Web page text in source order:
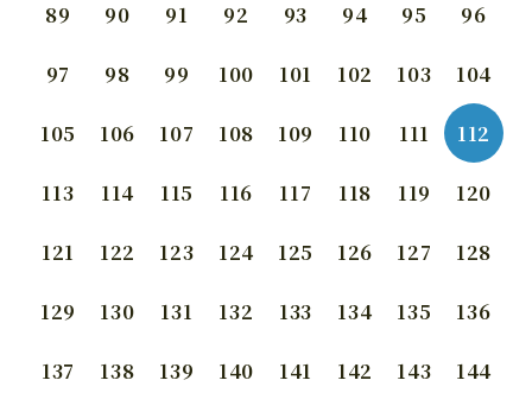
89 90 91 92 93 94 95 96
97 98 99 100 101 102 103 104
105 106 107 108 109 110 111 112
113 114 115 116 117 118 119 120
121 122 123 124 125 126 127 128
129 130 131 132 133 134 135 136
137 138 139 140 141 142 143 144